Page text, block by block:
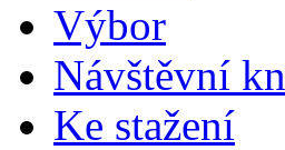
Výbor
Návštěvní
Ke stažení